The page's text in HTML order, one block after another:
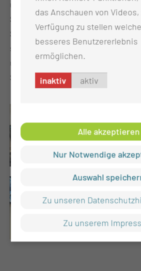
übernimmt die Abteilung für
Strahlenphysik auch die Funktion
Strahlenschutzbevollmächtigten
stellvertretenden
um eine optimale Organisation des
Strahlenschutzes im Klinikum zu
das Anschauen von Videos,
Verfügung zu stellen
besseres Benutzererlebnis
ermöglichen.
inaktiv aktiv
Alle akzeptieren
Nur Notwendige
Auswahl
Zu unseren
Zu unserem